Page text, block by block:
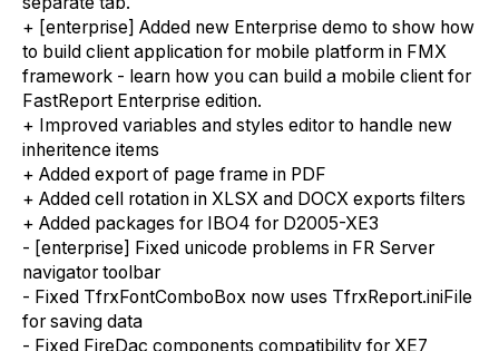
+ [enterprise] Added new Enterprise demo to show how
to build client application for mobile platform in FMX
framework - learn how you can build a mobile client for
FastReport Enterprise edition.
+ Improved variables and styles editor to handle new
inheritence items
+ Added export of page frame in PDF
+ Added cell rotation in XLSX and DOCX exports filters
+ Added packages for IBO4 for D2005-XE3
- [enterprise] Fixed unicode problems in FR Server
navigator toolbar
- Fixed TfrxFontComboBox now uses TfrxReport.iniFile
for saving data
- Fixed FireDac components compatibility for XE7